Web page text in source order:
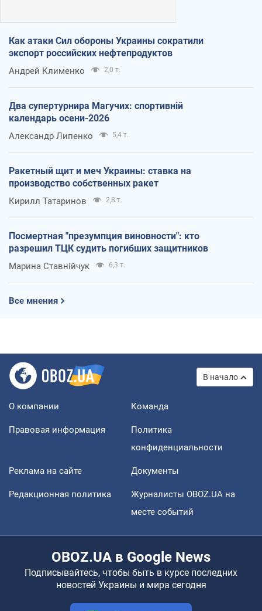
Как атаки Сил обороны Украины сократили
экспорт российских нефтепродуктов
Андрей Клименко 2,0 т.
Два супертурнира Магучих: спортивній
календарь осени-2026
Александр Липенко 5,4 т.
Ракетный щит и меч Украины: ставка на
производство собственных ракет
Кирилл Татаринов 2,8 т.
Посмертная "презумпция виновности": кто
разрешил ТЦК судить погибших защитников
Марина Ставнійчук 6,3 т.
Все мнения
В начало
О компании Команда
Правовая информация
Политика
конфиденциальности
Реклама на сайте Документы
Редакционная политика
Журналисты OBOZ.UA на
месте событий
OBOZ.UA в Google News
Подписывайтесь, чтобы быть в курсе последних
новостей Украины и мира сегодня